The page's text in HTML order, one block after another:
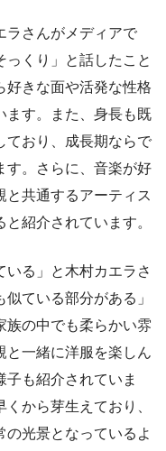
ラさんがメディアで
っくり」と話したこと
好きな面や活発な性格
ます。また、身長も既
ており、成長期ならで
す。さらに、音楽が好
と共通するアーティス
紹介されています。
る」と木村カエラさ
ている部分がある」
族の中でも柔らかい雰
と一緒に洋服を楽しん
も紹介されていま
から芽生えており、
光景となっているよ